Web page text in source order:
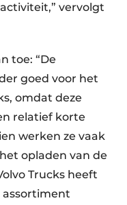
vervolgt
toe: “De
goed voor het
omdat deze
relatief korte
werken ze vaak
opladen van de
Trucks heeft
assortiment